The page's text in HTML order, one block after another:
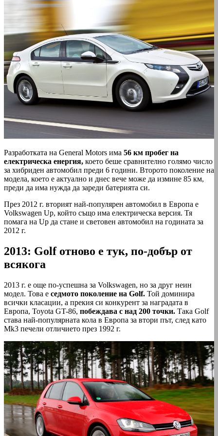
Разработката на General Motors има 56 км пробег на
електрическа енергия, което беше сравнително голямо число
за хибриден автомобил преди 6 години. Второто поколение на
модела, което е актуално и днес вече може да измине 85 км,
преди да има нужда да зареди батерията си.
През 2012 г. вторият най-популярен автомобил в Европа е
Volkswagen Up, който също има електрическа версия. Тя
помага на Up да стане и световен автомобил на годината за
2012 г.
2013: Golf отново е тук, по-добър от
всякога
2013 г. е още по-успешна за Volkswagen, но за друг неин
модел. Това е седмото поколение на Golf. Той доминира
всички класации, а прекия си конкурент за наградата в
Европа, Toyota GT-86, побеждава с над 200 точки. Така Golf
става най-популярната кола в Европа за втори път, след като
Mk3 печели отличието през 1992 г.